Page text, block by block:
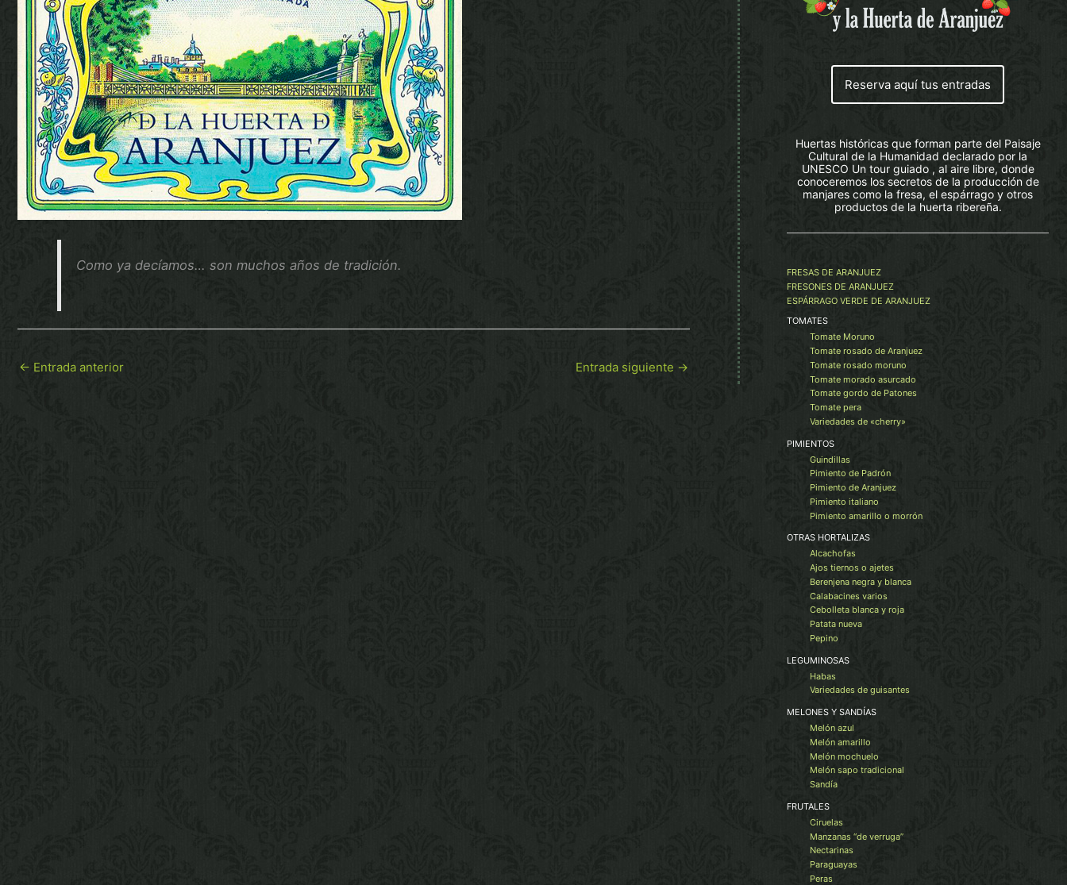
Como ya decíamos… son muchos años de tradición.
← Entrada anterior Entrada siguiente →
Reserva aquí tus entradas
Huertas históricas que forman parte del Paisaje
Cultural de la Humanidad declarado por la
UNESCO Un tour guiado , al aire libre, donde
conoceremos los secretos de la producción de
manjares como la fresa, el espárrago y otros
productos de la huerta ribereña.
FRESAS DE ARANJUEZ
FRESONES DE ARANJUEZ
ESPÁRRAGO VERDE DE ARANJUEZ
TOMATES
Tomate Moruno
Tomate rosado de Aranjuez
Tomate rosado moruno
Tomate morado asurcado
Tomate gordo de Patones
Tomate pera
Variedades de «cherry»
PIMIENTOS
Guindillas
Pimiento de Padrón
Pimiento de Aranjuez
Pimiento italiano
Pimiento amarillo o morrón
OTRAS HORTALIZAS
Alcachofas
Ajos tiernos o ajetes
Berenjena negra y blanca
Calabacines varios
Cebolleta blanca y roja
Patata nueva
Pepino
LEGUMINOSAS
Habas
Variedades de guisantes
MELONES Y SANDÍAS
Melón azul
Melón amarillo
Melón mochuelo
Melón sapo tradicional
Sandía
FRUTALES
Ciruelas
Manzanas “de verruga”
Nectarinas
Paraguayas
Peras